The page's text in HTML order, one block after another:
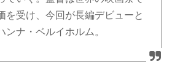
を受け、今回が長編デビューと
ンナ・ベルイホルム。